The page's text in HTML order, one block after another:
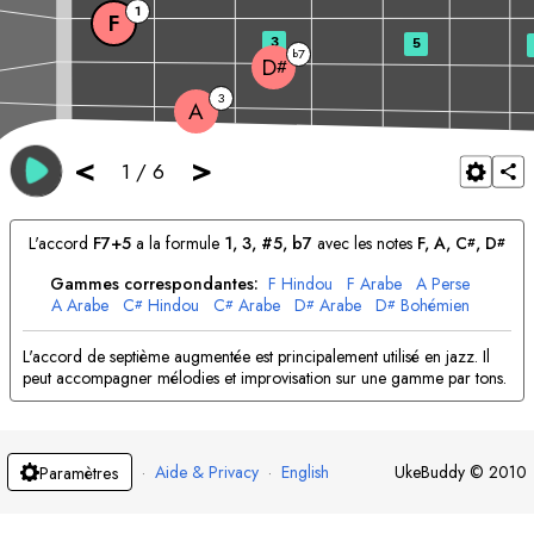
< 1 / 6 >
A 3
D#
b7
F 1
3 5
L'accord F7+5 a la formule 1, 3, #5, b7 avec les notes F, A, C#, D#
Gammes correspondantes: F Hindou F Arabe A Perse
A Arabe C# Hindou C# Arabe D# Arabe D# Bohémien
L'accord de septième augmentée est principalement utilisé en jazz. Il
peut accompagner mélodies et improvisation sur une gamme par tons.
Paramètres · Aide & Privacy · English UkeBuddy © 2010